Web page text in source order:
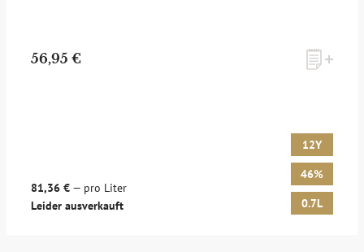
56,95 €
81,36 € — pro Liter
Leider ausverkauft
12Y
46%
0.7L